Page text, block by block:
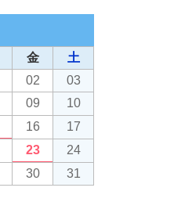
金
土
02
03
09
10
16
17
23
24
30 31